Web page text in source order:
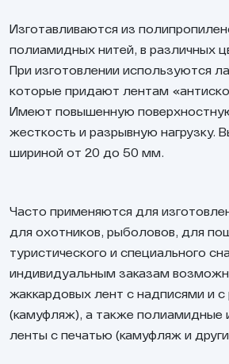
Изготавливаются из
полиамидных нитей, в различных
При изготовлении используются
которые придают лентам
Имеют повышенную
жесткость и разрывную нагрузку.
шириной от 20 до 50 мм.
Часто применяются для
для охотников, рыболовов, для
туристического и специального
индивидуальным заказам
жаккардовых лент с надписями и с
(камуфляж), а также полиамидные
ленты с печатью (камуфляж и